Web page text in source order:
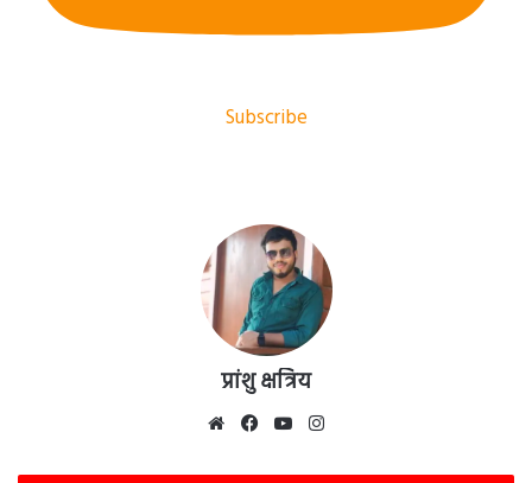
Subscribe
प्रांशु क्षत्रिय
WebsiteFacebookYouTube